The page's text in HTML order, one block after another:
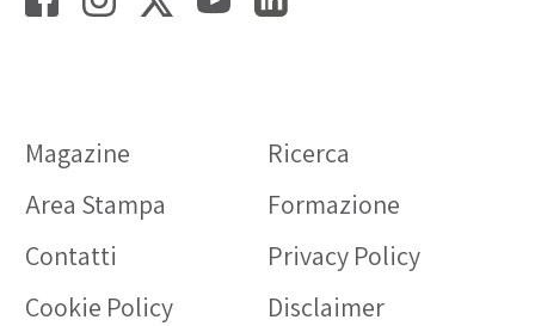
Magazine
Ricerca
Area Stampa
Formazione
Contatti
Privacy Policy
Cookie Policy
Disclaimer